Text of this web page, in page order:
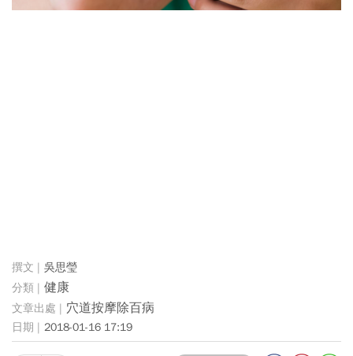
吳思瑩
健康
穴道按摩除百病
2018-01-16 17:19